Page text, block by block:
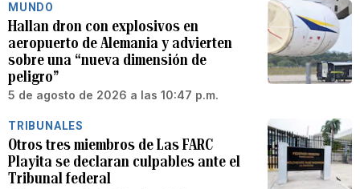
MUNDO
Hallan dron con explosivos en
aeropuerto de Alemania y advierten
sobre una “nueva dimensión de
peligro”
5 de agosto de 2026 a las 10:47 p.m.
TRIBUNALES
Otros tres miembros de Las FARC
Playita se declaran culpables ante el
Tribunal federal